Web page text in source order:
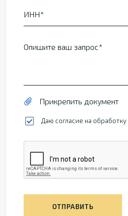
ИНН
Опишите ваш запрос
Прикрепить документ
Даю согласие на обработку
ОТПРАВИТЬ